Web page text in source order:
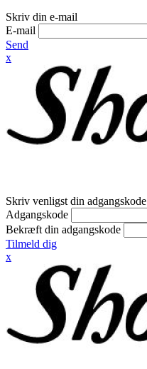
Skriv din e-mail
E-mail
Send
x
Skriv venligst din adgangskode
Adgangskode
Bekræft din adgangskode
Tilmeld dig
x